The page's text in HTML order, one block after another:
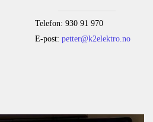
Telefon: 930 91 970
E-post: petter@k2elektro.no